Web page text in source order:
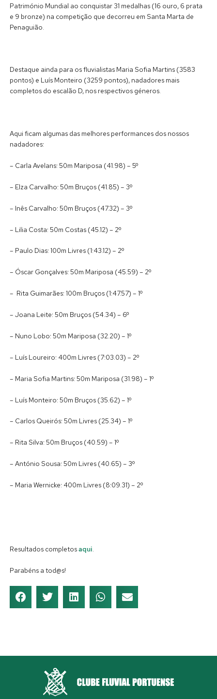
Património Mundial ao conquistar 31 medalhas (16 ouro, 6 prata
e 9 bronze) na competição que decorreu em Santa Marta de
Penaguião.
Destaque ainda para os fluvialistas Maria Sofia Martins (3583
pontos) e Luís Monteiro (3259 pontos), nadadores mais
completos do escalão D, nos respectivos géneros.
Aqui ficam algumas das melhores performances dos nossos
nadadores:
– Carla Avelans: 50m Mariposa (41.98) – 5º
– Elza Carvalho: 50m Bruços (41.85) – 3º
– Inês Carvalho: 50m Bruços (47.32) – 3º
– Lilia Costa: 50m Costas (45.12) – 2º
– Paulo Dias: 100m Livres (1:43.12) – 2º
– Óscar Gonçalves: 50m Mariposa (45.59) – 2º
– Rita Guimarães: 100m Bruços (1:47.57) – 1º
– Joana Leite: 50m Bruços (54.34) – 6º
– Nuno Lobo: 50m Mariposa (32.20) – 1º
– Luís Loureiro: 400m Livres (7:03.03) – 2º
– Maria Sofia Martins: 50m Mariposa (31.98) – 1º
– Luís Monteiro: 50m Bruços (35.62) – 1º
– Carlos Queirós: 50m Livres (25.34) – 1º
– Rita Silva: 50m Bruços (40.59) – 1º
– António Sousa: 50m Livres (40.65) – 3º
– Maria Wernicke: 400m Livres (8:09.31) – 2º
Resultados completosaqui.
Parabéns a tod@s!